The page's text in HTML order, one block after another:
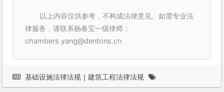
以上内容仅供参考，不构成法律意见。如需专业法
律服务，请联系杨春宝一级律师：
chambers.yang@dentons.cn
基础设施法律法规 | 建筑工程法律法规